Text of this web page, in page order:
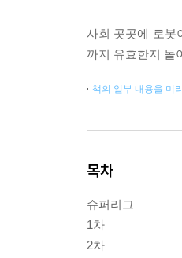
사회 곳곳에 로봇
까지 유효한지 돌
책의 일부 내용을 미
목차
슈퍼리그
1차
2차